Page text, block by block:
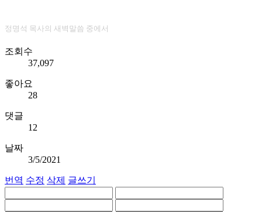
정명석 목사의 새벽말씀 중에서
조회수
37,097
좋아요
28
댓글
12
날짜
3/5/2021
번역 수정 삭제 글쓰기